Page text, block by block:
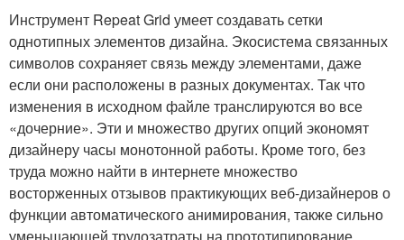
Инструмент Repeat Grid умеет создавать сетки
однотипных элементов дизайна. Экосистема связанных
символов сохраняет связь между элементами, даже
если они расположены в разных документах. Так что
изменения в исходном файле транслируются во все
«дочерние». Эти и множество других опций экономят
дизайнеру часы монотонной работы. Кроме того, без
труда можно найти в интернете множество
восторженных отзывов практикующих веб-дизайнеров о
функции автоматического анимирования, также сильно